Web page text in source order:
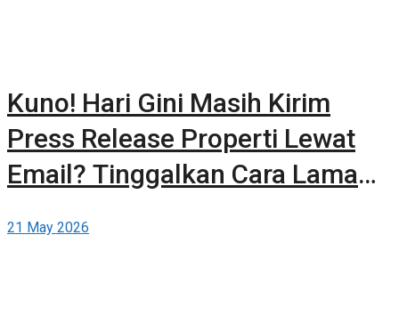
Kuno! Hari Gini Masih Kirim
Press Release Properti Lewat
Email? Tinggalkan Cara Lama
Gratis di Berita-Properti.com
21 May 2026